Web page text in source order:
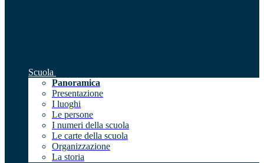
Scuola
Panoramica
Presentazione
I luoghi
Le persone
I numeri della scuola
Le carte della scuola
Organizzazione
La storia